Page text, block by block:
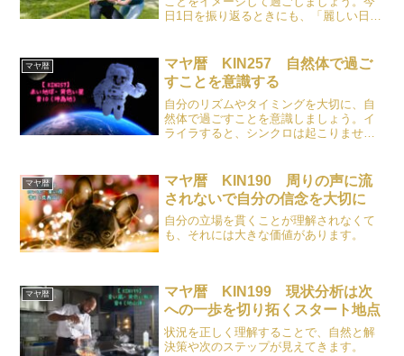
日1日を振り返るときにも、「麗しい日、
マヤ暦
マヤ暦 KIN257 自然体で過ご
すことを意識する
自分のリズムやタイミングを大切に、自
然体で過ごすことを意識しましょう。イ
ライラすると、シンクロは起こりませ
マヤ暦
マヤ暦 KIN190 周りの声に流
されないで自分の信念を大切に
自分の立場を貫くことが理解されなくて
も、それには大きな価値があります。
マヤ暦
マヤ暦 KIN199 現状分析は次
への一歩を切り拓くスタート地点
状況を正しく理解することで、自然と解
決策や次のステップが見えてきます。